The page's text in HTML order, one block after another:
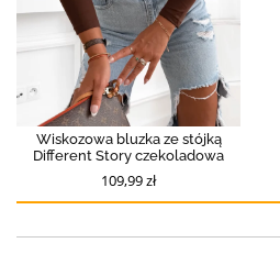
Wiskozowa bluzka ze stójką
Different Story czekoladowa
109,99 zł